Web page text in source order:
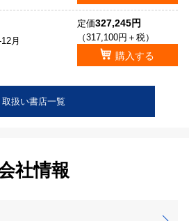
月
定価327,245円
（317,100円＋税）
購入する
取扱い書店一覧
社情報